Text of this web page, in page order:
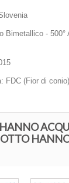
Bimetallico - 500°
FDC (Fior di conio)